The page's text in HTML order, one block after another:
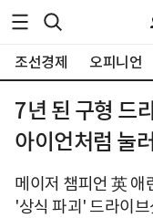
조선경제 오피니언
7년 된 구형 드
아이언처럼 눌
메이저 챔피언 英 애
'상식 파괴' 드라이브